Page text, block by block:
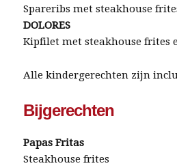
Spareribs met steakhouse
DOLORES
Kipfilet met steakhouse frites
Alle kindergerechten zijn
Bijgerechten
Papas Fritas
Steakhouse frites